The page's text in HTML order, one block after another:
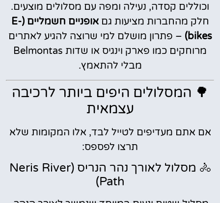
וכוללים קסדה, נעילה ומפה עם מסלולים מוצעים.
חלק מהחברות מציעות גם
אופניים חשמליים (E-
bikes) – פתרון מושלם למי שרוצה להגיע לאתרים
מרוחקים כמו פארק וינגיס או שדות Belmontas
מבלי להתאמץ.
🌳 המסלולים היפים ביותר לרכיבה
עצמאית
אם אתם מעדיפים לטייל לבד, אלו המקומות שלא
תרצו לפספס:
🚴 מסלול לאורך נהר הנריס (Neris River
Path)